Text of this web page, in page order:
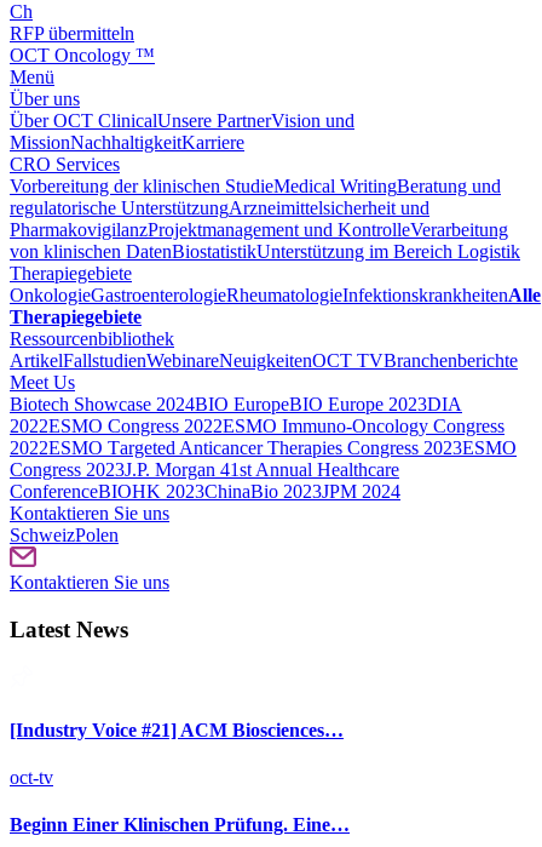
Ch
RFP übermitteln
OCT Oncology ™
Menü
Über uns
Über OCT ClinicalUnsere PartnerVision und
MissionNachhaltigkeitKarriere
CRO Services
Vorbereitung der klinischen StudieMedical WritingBeratung und
regulatorische UnterstützungArzneimittelsicherheit und
PharmakovigilanzProjektmanagement und KontrolleVerarbeitung
von klinischen DatenBiostatistikUnterstützung im Bereich Logistik
Therapiegebiete
OnkologieGastroenterologieRheumatologieInfektionskrankheitenAlle
Therapiegebiete
Ressourcenbibliothek
ArtikelFallstudienWebinareNeuigkeitenOCT TVBranchenberichte
Meet Us
Biotech Showcase 2024BIO EuropeBIO Europe 2023DIA
2022ESMO Congress 2022ESMO Immuno-Oncology Congress
2022ESMO Тargeted Anticancer Therapies Congress 2023ESMO
Congress 2023J.P. Morgan 41st Annual Healthcare
ConferenceBIOHK 2023ChinaBio 2023JPM 2024
Kontaktieren Sie uns
SchweizPolen
Kontaktieren Sie uns
Latest News
[Industry Voice #21] ACM Biosciences…
oct-tv
Beginn Einer Klinischen Prüfung. Eine…